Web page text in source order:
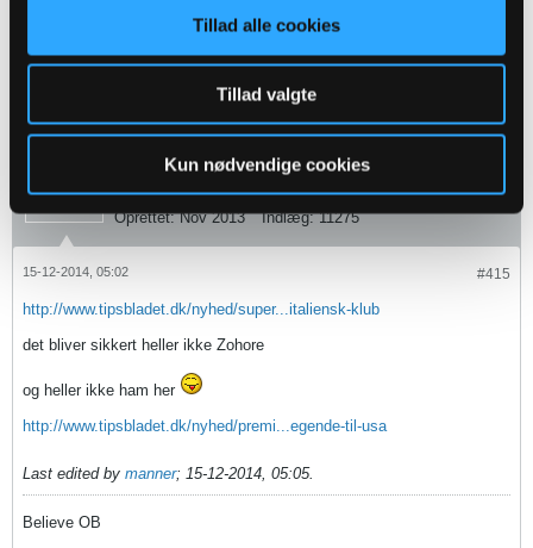
Tillad alle cookies
Tillad valgte
Kun nødvendige cookies
½ sæsoner der bare skal overstås findes ikke
Ligegyldige kampe eksisterer ikke
manner
Senior Member
Oprettet: Nov 2013 Indlæg: 11275
#415
15-12-2014, 05:02
http://www.tipsbladet.dk/nyhed/super...italiensk-klub
det bliver sikkert heller ikke Zohore
og heller ikke ham her
http://www.tipsbladet.dk/nyhed/premi...egende-til-usa
Last edited by manner; 15-12-2014, 05:05.
Believe OB